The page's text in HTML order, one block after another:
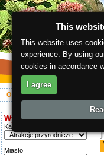
O regionie Aktywnie
Wyszukiwanie:
Kategoria
Miasto
This
This website uses
experience. By using
cookies in accordance
I agree